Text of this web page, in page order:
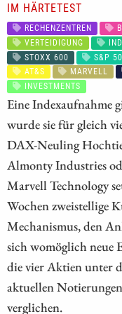
IM HÄRTETEST
RECHENZENTREN
VERTEIDIGUNG
STOXX 600
S&P
AT&S
MARVELL
INVESTMENTS
Eine Indexaufnahme
wurde sie für gleich
DAX-Neuling
Almonty Industries
Marvell Technology
Wochen zweistellige
Mechanismus, den
sich womöglich neue
die vier Aktien unter
aktuellen
verglichen.